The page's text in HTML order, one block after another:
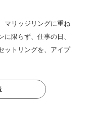
マリッジリングに重ね
限らず、仕事の日、
ットリングを、アイプ